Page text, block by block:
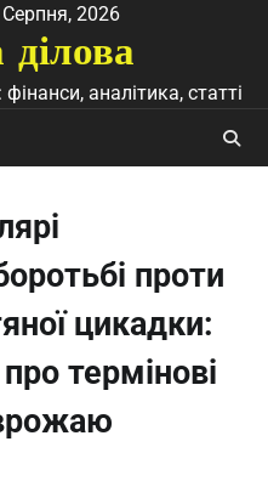
2026
ділова
аналітика, статті
проти
цикадки:
термінові